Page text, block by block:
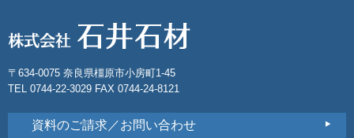
〒634-0075 奈良県橿原市小房町1-45
TEL 0744-22-3029 FAX 0744-24-8121
資料のご請求／お問い合わせ